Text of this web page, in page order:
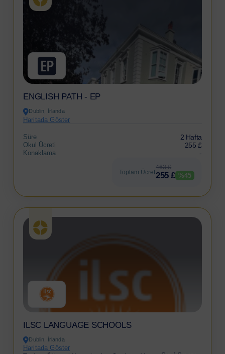
ENGLISH PATH - EP
Dublin, İrlanda
Haritada Göster
Süre 2 Hafta
Okul Ücreti 255 £
Konaklama -
Toplam Ücret
463 £
255 £ %45
ILSC LANGUAGE SCHOOLS
Dublin, İrlanda
Haritada Göster